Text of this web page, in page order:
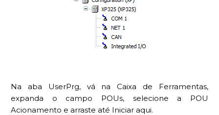
Na aba UserPrg, vá na Caixa de Ferramentas,
expanda o campo POUs, selecione a POU
Acionamento e arraste até Iniciar aqui.